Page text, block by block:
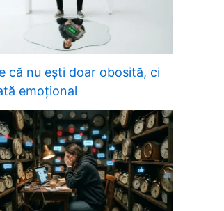
că nu ești doar obosită, ci
emoțional